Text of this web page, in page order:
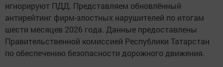
игнорируют ПДД. Представляем обновлённый
антирейтинг фирм-злостных нарушителей по итогам
шести месяцев 2026 года. Данные предоставлены
Правительственной комиссией Республики Татарстан
по обеспечению безопасности дорожного движения.